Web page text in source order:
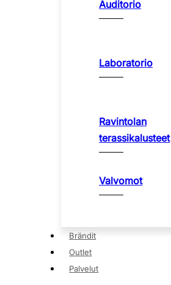
Auditorio
Laboratorio
Ravintolan
terassikalusteet
Valvomot
Brändit
Outlet
Palvelut